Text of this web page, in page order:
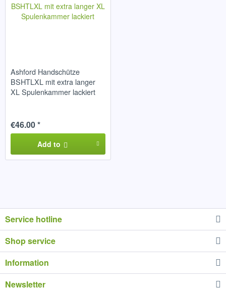
Ashford Handschütze
BSHTLXL mit extra langer
XL Spulenkammer lackiert
€46.00 *
Add to
Service hotline
Shop service
Information
Newsletter